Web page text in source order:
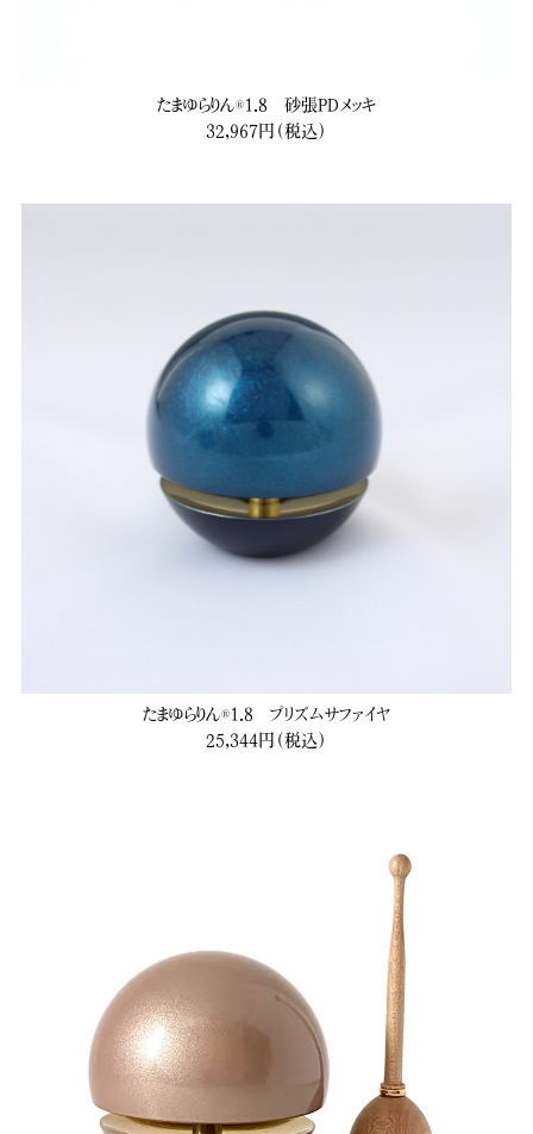
たまゆらりん®1.8 砂張PDメッキ
32,967円（税込）
たまゆらりん®1.8 プリズムサファイヤ
25,344円（税込）